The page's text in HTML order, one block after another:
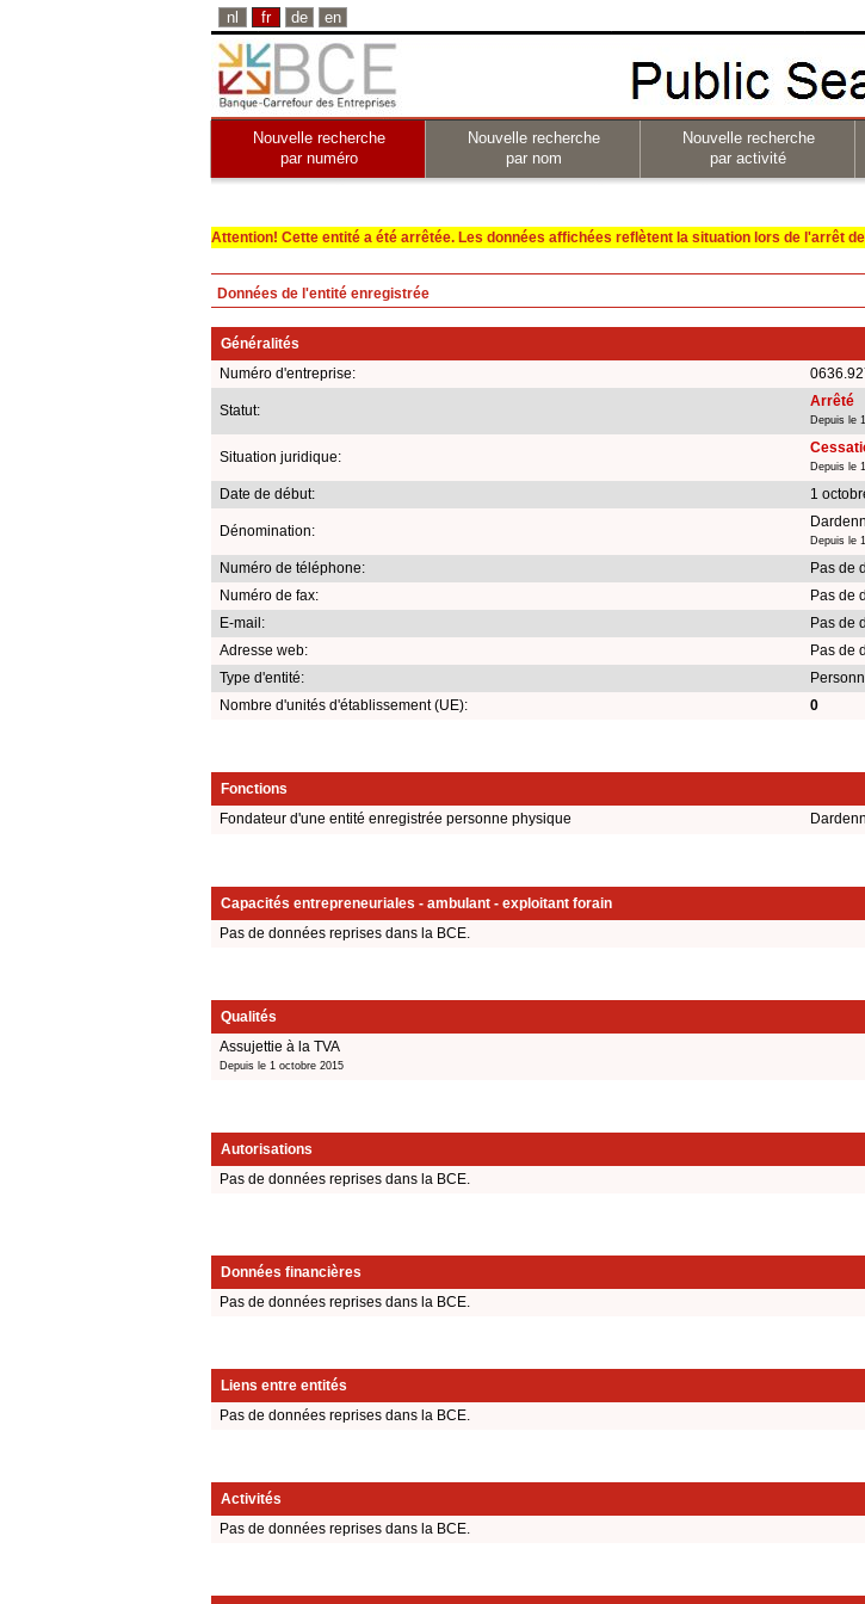
nl fr de en
Nouvelle recherche
par numéro
Nouvelle recherche
par nom
Nouvelle recherche
par activité
Attention! Cette entité a été arrêtée. Les données affichées reflètent la situation lors de l'arrêt
Données de l'entité enregistrée
Généralités
Numéro d'entreprise:
Statut:
Arrêté
Depuis le
Situation juridique:
Depuis le
Date de début: 1
Dénomination:
Depuis le
Numéro de téléphone:
Pas de
Numéro de fax:
Pas de
E-mail:
Pas de
Adresse web:
Pas de
Type d'entité:
Nombre d'unités d'établissement (UE):
0
Fonctions
Fondateur d'une entité enregistrée personne physique
Capacités entrepreneuriales - ambulant - exploitant forain
Pas de données reprises dans la BCE.
Qualités
Assujettie à la TVA
Depuis le 1 octobre 2015
Autorisations
Pas de données reprises dans la BCE.
Données financières
Pas de données reprises dans la BCE.
Liens entre entités
Pas de données reprises dans la BCE.
Activités
Pas de données reprises dans la BCE.